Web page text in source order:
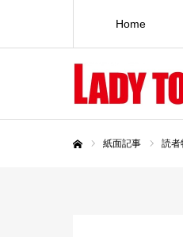
Home
紙面記事 読者